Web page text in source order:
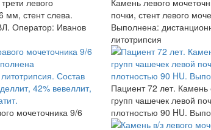
левого
мм, стент слева.
Оператор: Иванов
Камень левого
почки, стент левого
Выполнена:
литотрипсия
мочеточника 9/6
Пациент 72 лет. Камень
групп чашечек левой
плотностью 90 HU.